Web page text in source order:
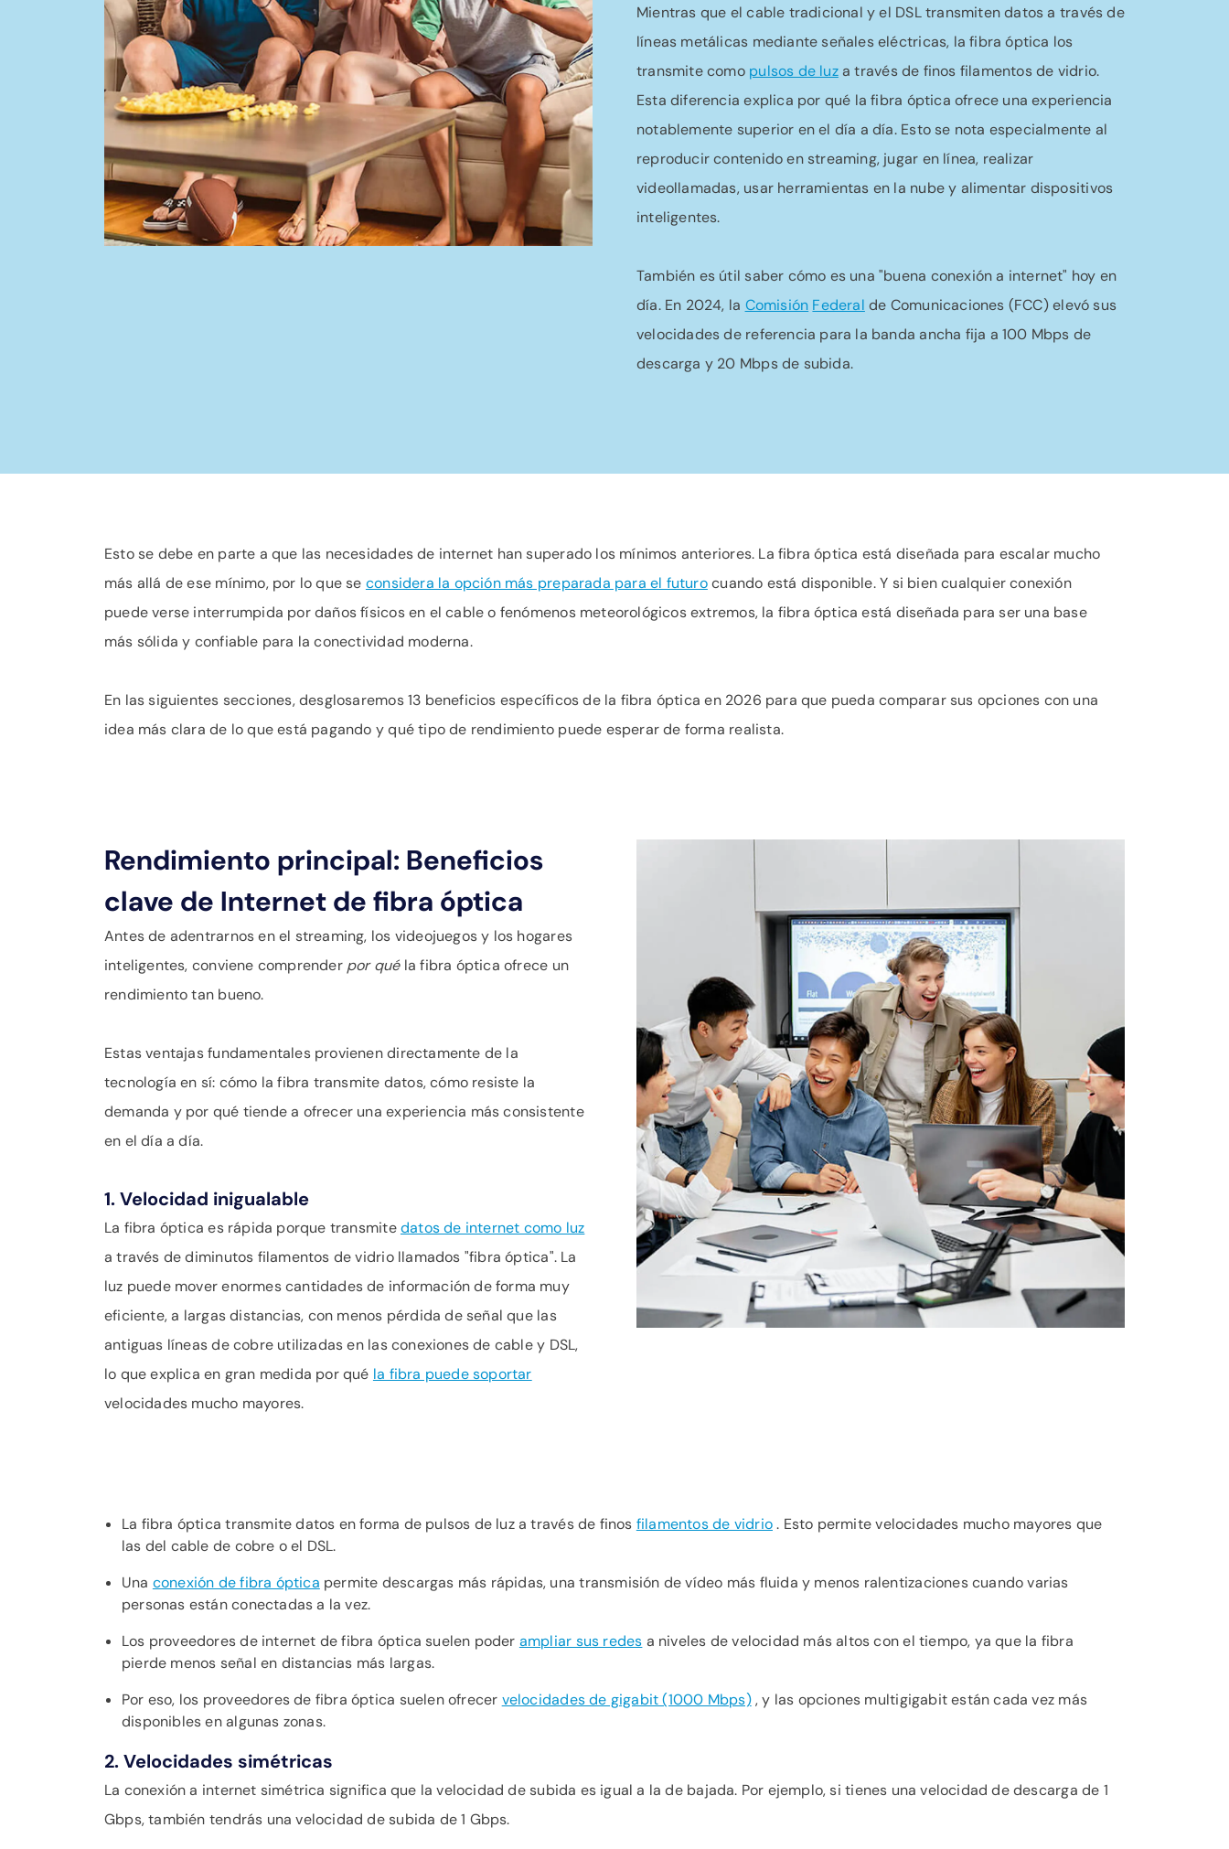
Mientras que el cable tradicional y el DSL transmiten datos a través de
líneas metálicas mediante señales eléctricas, la fibra óptica los
transmite como pulsos de luza través de finos filamentos de vidrio.
Esta diferencia explica por qué la fibra óptica ofrece una experiencia
notablemente superior en el día a día. Esto se nota especialmente al
reproducir contenido en streaming, jugar en línea, realizar
videollamadas, usar herramientas en la nube y alimentar dispositivos
inteligentes.
También es útil saber cómo es una "buena conexión a internet" hoy en
día. En 2024, la Comisión Federal de Comunicaciones (FCC) elevó sus
velocidades de referencia para la banda ancha fija a 100 Mbps de
descarga y 20 Mbps de subida.
Esto se debe en parte a que las necesidades de internet han superado los mínimos anteriores. La fibra óptica está diseñada para escalar mucho
más allá de ese mínimo, por lo que se considera la opción más preparada para el futurocuando está disponible. Y si bien cualquier conexión
puede verse interrumpida por daños físicos en el cable o fenómenos meteorológicos extremos, la fibra óptica está diseñada para ser una base
más sólida y confiable para la conectividad moderna.
En las siguientes secciones, desglosaremos 13 beneficios específicos de la fibra óptica en 2026 para que pueda comparar sus opciones con una
idea más clara de lo que está pagando y qué tipo de rendimiento puede esperar de forma realista.
Rendimiento principal: Beneficios
clave de Internet de fibra óptica
Antes de adentrarnos en el streaming, los videojuegos y los hogares
inteligentes, conviene comprender por quéla fibra óptica ofrece un
rendimiento tan bueno.
Estas ventajas fundamentales provienen directamente de la
tecnología en sí: cómo la fibra transmite datos, cómo resiste la
demanda y por qué tiende a ofrecer una experiencia más consistente
en el día a día.
1. Velocidad inigualable
La fibra óptica es rápida porque transmitedatos de internet como luz
a través de diminutos filamentos de vidrio llamados "fibra óptica". La
luz puede mover enormes cantidades de información de forma muy
eficiente, a largas distancias, con menos pérdida de señal que las
antiguas líneas de cobre utilizadas en las conexiones de cable y DSL,
lo que explica en gran medida por qué la fibra puede soportar
velocidades mucho mayores.
La fibra óptica transmite datos en forma de pulsos de luz a través de finos filamentos de vidrio. Esto permite velocidades mucho mayores que
las del cable de cobre o el DSL.
Una conexión de fibra óptica permite descargas más rápidas, una transmisión de vídeo más fluida y menos ralentizaciones cuando varias
personas están conectadas a la vez.
Los proveedores de internet de fibra óptica suelen poder ampliar sus redes a niveles de velocidad más altos con el tiempo, ya que la fibra
pierde menos señal en distancias más largas.
Por eso, los proveedores de fibra óptica suelen ofrecer velocidades de gigabit (1000 Mbps), y las opciones multigigabit están cada vez más
disponibles en algunas zonas.
2. Velocidades simétricas
La conexión a internet simétrica significa que la velocidad de subida es igual a la de bajada. Por ejemplo, si tienes una velocidad de descarga de 1
Gbps, también tendrás una velocidad de subida de 1 Gbps.